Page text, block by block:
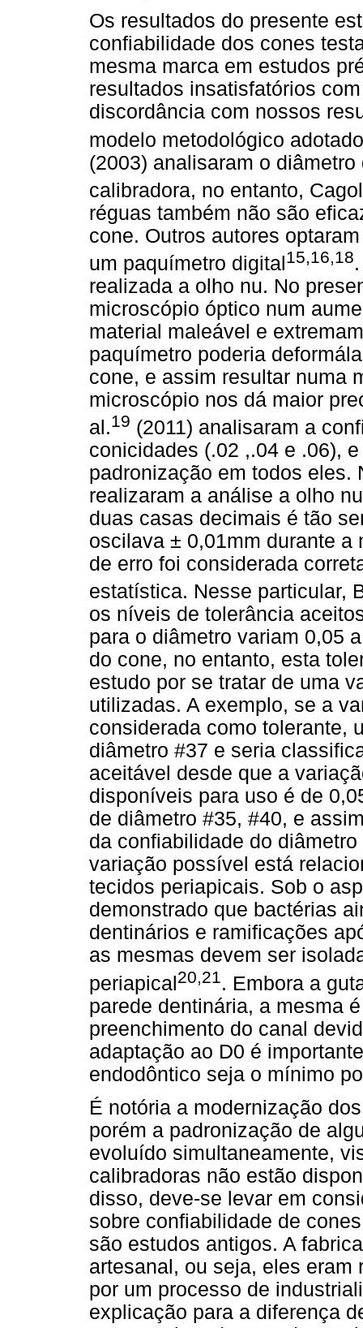
Os resultados do presente
confiabilidade dos cones
mesma marca em estudos
resultados insatisfatórios
discordância com nossos
modelo metodológico
(2003) analisaram o
calibradora, no entanto,
réguas também não são
cone. Outros autores
um paquímetro digital 15,16,18
realizada a olho nu. No
microscópio óptico num
material maleável e
paquímetro poderia
cone, e assim resultar numa
microscópio nos dá maior
al.19 (2011) analisaram a
conicidades (.02 ,.04 e .06),
padronização em todos eles.
realizaram a análise a olho
duas casas decimais é tão
oscilava ± 0,01mm durante a
de erro foi considerada
estatística. Nesse particular,
os níveis de tolerância
para o diâmetro variam 0,05
do cone, no entanto, esta
estudo por se tratar de uma
utilizadas. A exemplo, se a
considerada como tolerante,
diâmetro #37 e seria
aceitável desde que a
disponíveis para uso é de
de diâmetro #35, #40, e
da confiabilidade do
variação possível está
tecidos periapicais. Sob o
demonstrado que bactérias
dentinários e ramificações
as mesmas devem ser
periapical20,21 . Embora a
parede dentinária, a mesma
preenchimento do canal
adaptação ao D0 é
endodôntico seja o mínimo
É notória a modernização
porém a padronização de
evoluído simultaneamente,
calibradoras não estão
disso, deve-se levar em
sobre confiabilidade de
são estudos antigos. A
artesanal, ou seja, eles eram
por um processo de
explicação para a diferença